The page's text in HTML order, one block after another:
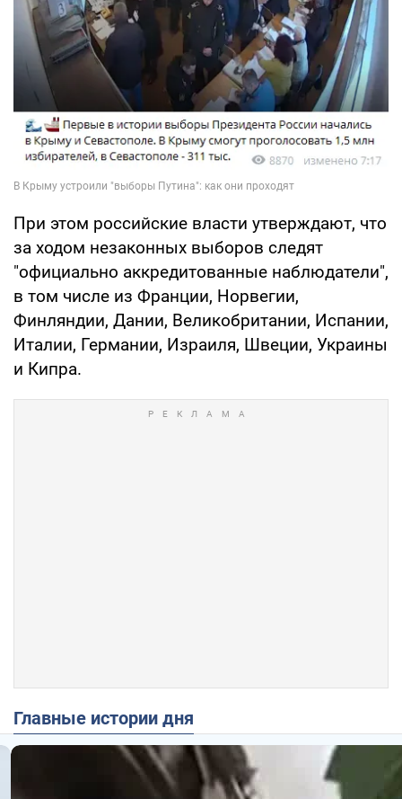
При этом российские власти утверждают, что
за ходом незаконных выборов следят
"официально аккредитованные наблюдатели",
в том числе из Франции, Норвегии,
Финляндии, Дании, Великобритании, Испании,
Италии, Германии, Израиля, Швеции, Украины
и Кипра.
Главные истории дня